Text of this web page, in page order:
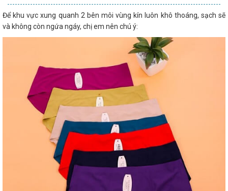
Để khu vực xung quanh 2 bên môi vùng kín luôn khô thoáng, sạch sẽ
và không còn ngứa ngáy, chị em nên chú ý: